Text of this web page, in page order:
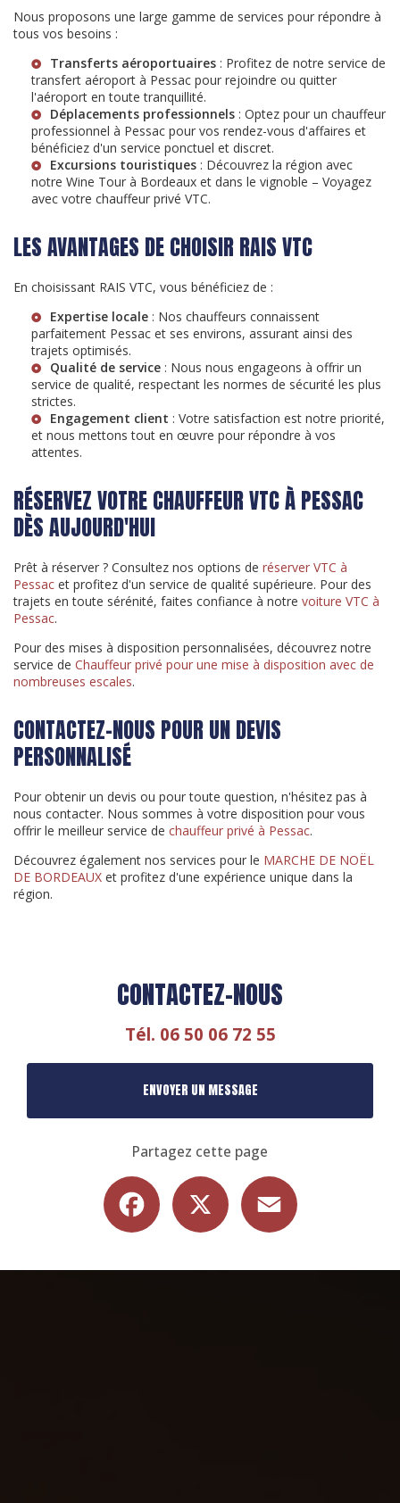
Nous proposons une large gamme de services pour répondre à
tous vos besoins :
Transferts aéroportuaires : Profitez de notre service de
transfert aéroport à Pessac pour rejoindre ou quitter
l'aéroport en toute tranquillité.
Déplacements professionnels : Optez pour un chauffeur
professionnel à Pessac pour vos rendez-vous d'affaires et
bénéficiez d'un service ponctuel et discret.
Excursions touristiques : Découvrez la région avec
notre Wine Tour à Bordeaux et dans le vignoble – Voyagez
avec votre chauffeur privé VTC.
LES AVANTAGES DE CHOISIR RAIS VTC
En choisissant RAIS VTC, vous bénéficiez de :
Expertise locale : Nos chauffeurs connaissent
parfaitement Pessac et ses environs, assurant ainsi des
trajets optimisés.
Qualité de service : Nous nous engageons à offrir un
service de qualité, respectant les normes de sécurité les plus
strictes.
Engagement client : Votre satisfaction est notre priorité,
et nous mettons tout en œuvre pour répondre à vos
attentes.
RÉSERVEZ VOTRE CHAUFFEUR VTC À PESSAC
DÈS AUJOURD'HUI
Prêt à réserver ? Consultez nos options de réserver VTC à
Pessac et profitez d'un service de qualité supérieure. Pour des
trajets en toute sérénité, faites confiance à notre voiture VTC à
Pessac.
Pour des mises à disposition personnalisées, découvrez notre
service de Chauffeur privé pour une mise à disposition avec de
nombreuses escales.
CONTACTEZ-NOUS POUR UN DEVIS
PERSONNALISÉ
Pour obtenir un devis ou pour toute question, n'hésitez pas à
nous contacter. Nous sommes à votre disposition pour vous
offrir le meilleur service de chauffeur privé à Pessac.
Découvrez également nos services pour le MARCHE DE NOËL
DE BORDEAUX et profitez d'une expérience unique dans la
région.
CONTACTEZ-NOUS
Tél. 06 50 06 72 55
ENVOYER UN MESSAGE
Partagez cette page
Facebook